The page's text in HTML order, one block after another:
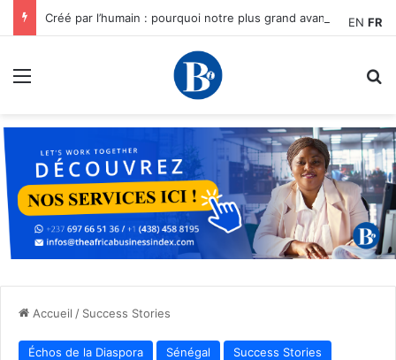
Créé par l’humain : pourquoi notre plus grand avantage à l’ère de l’IA reste humain, par Edward Tatchim
Menu
Accueil / Success Stories
Échos de la Diaspora Sénégal Success Stories
EN FR